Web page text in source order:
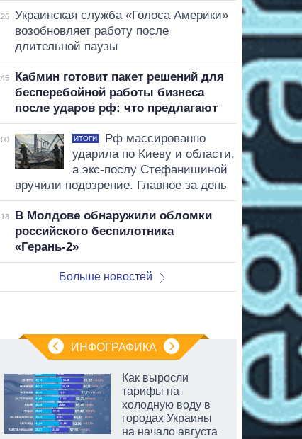
Украинская служба «Голоса Америки»
возобновляет работу после
длительной паузы
Кабмин готовит пакет решений для
бесперебойной работы бизнеса
после ударов рф: что предлагают
ИТОГИ
Рф массированно
ударила по Киеву и области,
а экс-послу Стефанишиной
вручили подозрение. Главное за день
В Молдове обнаружили обломки
российского беспилотника
«Герань-2»
Больше новостей
ИНФОГРАФИКА
Как выросли
тарифы на
холодную воду в
городах Украины
на начало августа